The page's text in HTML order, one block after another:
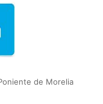
de Morelia